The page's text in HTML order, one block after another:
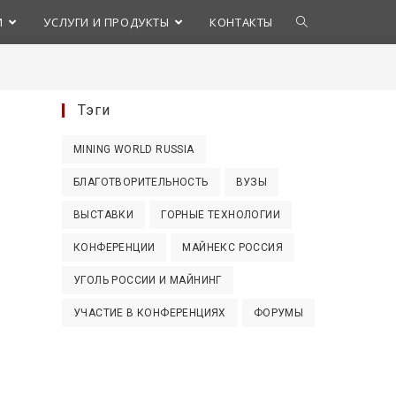
УСЛУГИ И ПРОДУКТЫ КОНТАКТЫ Переключить
Тэги
MINING WORLD RUSSIA
БЛАГОТВОРИТЕЛЬНОСТЬ ВУЗЫ
ВЫСТАВКИ ГОРНЫЕ ТЕХНОЛОГИИ
КОНФЕРЕНЦИИ МАЙНЕКС РОССИЯ
УГОЛЬ РОССИИ И МАЙНИНГ
УЧАСТИЕ В КОНФЕРЕНЦИЯХ ФОРУМЫ